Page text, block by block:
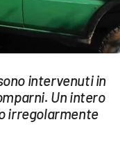
intervenuti in
Un intero
irregolarmente